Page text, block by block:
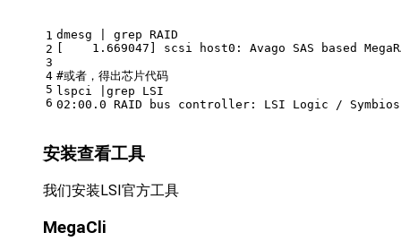
1
2
3
4
5
6
dmesg | grep RAID
[    1.669047] scsi host0: Avago SAS based
#或者，得出芯片代码
lspci |grep LSI
02:00.0 RAID bus controller: LSI Logic /
安装查看工具
我们安装LSI官方工具
MegaCli